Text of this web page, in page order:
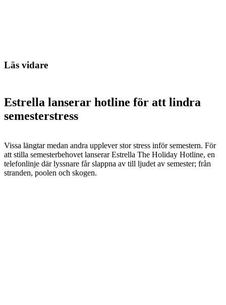
Läs vidare
Estrella lanserar hotline för att lindra
semesterstress
Vissa längtar medan andra upplever stor stress inför semestern. För
att stilla semesterbehovet lanserar Estrella The Holiday Hotline, en
telefonlinje där lyssnare får slappna av till ljudet av semester; från
stranden, poolen och skogen.